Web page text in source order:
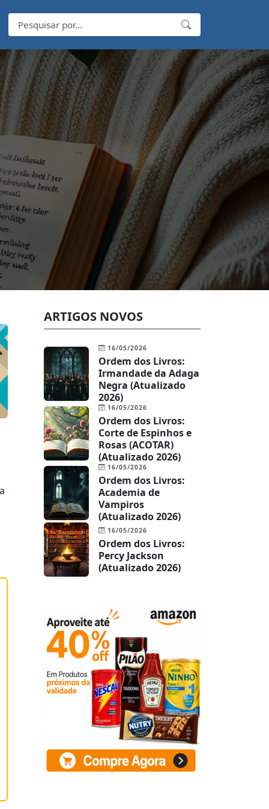
ARTIGOS NOVOS
16/05/2026
Ordem dos Livros:
Irmandade da Adaga
Negra (Atualizado
2026)
16/05/2026
Ordem dos Livros:
Corte de Espinhos e
Rosas (ACOTAR)
(Atualizado 2026)
16/05/2026
Ordem dos Livros:
Academia de
Vampiros
(Atualizado 2026)
16/05/2026
Ordem dos Livros:
Percy Jackson
(Atualizado 2026)